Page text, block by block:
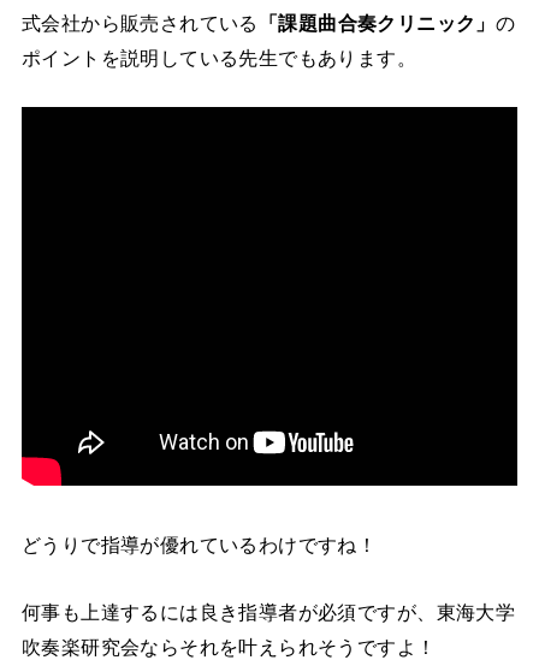
式会社から販売されている
「課題曲合奏クリニック」 の
ポイントを説明している先生でもあります。
どうりで指導が優れているわけですね！
何事も上達するには良き指導者が必須ですが、東海大学
吹奏楽研究会ならそれを叶えられそうですよ！